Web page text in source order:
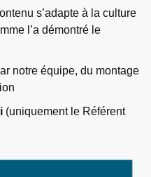
s’adapte à la culture
l’a démontré le
notre équipe, du montage
(uniquement le Référent